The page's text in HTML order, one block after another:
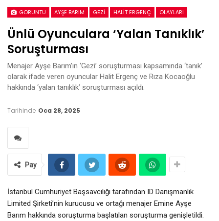
GÖRÜNTÜ AYŞE BARIM GEZI HALIT ERGENÇ OLAYLARI
Ünlü Oyunculara ‘yalan Tanıklık’
Soruşturması
Menajer Ayşe Barım’ın ‘Gezi’ soruşturması kapsamında ‘tanık’
olarak ifade veren oyuncular Halit Ergenç ve Rıza Kocaoğlu
hakkında ‘yalan tanıklık’ soruşturması açıldı.
Tarihinde Oca 28, 2025
Pay
İstanbul Cumhuriyet Başsavcılığı tarafından ID Danışmanlık
Limited Şirketi’nin kurucusu ve ortağı menajer Emine Ayşe
Barım hakkında soruşturma başlatılan soruşturma genişletildi.